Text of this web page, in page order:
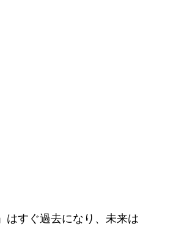
はすぐ過去になり、未来は